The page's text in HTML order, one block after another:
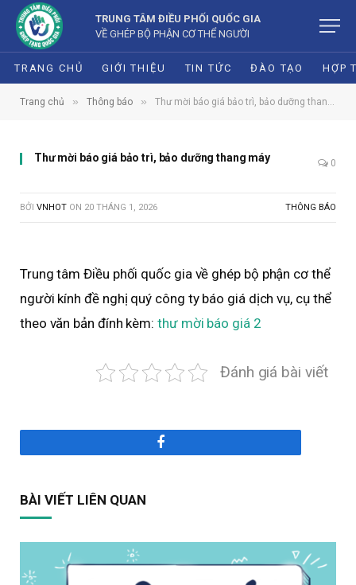
TRUNG TÂM ĐIỀU PHỐI QUỐC GIA
VỀ GHÉP BỘ PHẬN CƠ THỂ NGƯỜI
TRANG CHỦ GIỚI THIỆU TIN TỨC ĐÀO TẠO HỢP
Trang chủ » Thông báo » Thư mời báo giá bảo trì, bảo dưỡng thang máy
Thư mời báo giá bảo trì, bảo dưỡng thang máy 0
BỞI VNHOT ON 20 THÁNG 1, 2026 THÔNG BÁO
Trung tâm Điều phối quốc gia về ghép bộ phận cơ thể
người kính đề nghị quý công ty báo giá dịch vụ, cụ thể
theo văn bản đính kèm:thư mời báo giá 2
Đánh giá bài viết
Facebook
BÀI VIẾT LIÊN QUAN